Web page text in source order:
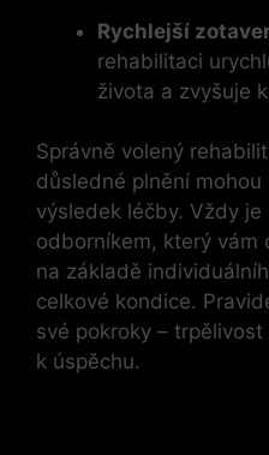
Rychlejší
rehabilitaci
života a zvyšuje
Správně volený
důsledné plnění
výsledek léčby. Vždy
odborníkem, který vám
na základě
celkové kondice.
své pokroky –
k úspěchu.